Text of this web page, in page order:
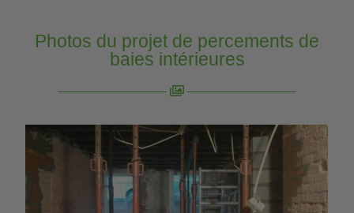
Photos du projet de percements de
baies intérieures